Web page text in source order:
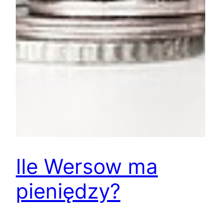
Ile Wersow ma
pieniędzy?